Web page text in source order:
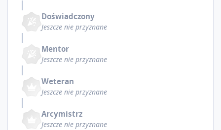
Doświadczony
Jeszcze nie przyznane
Mentor
Jeszcze nie przyznane
Weteran
Jeszcze nie przyznane
Arcymistrz
Jeszcze nie przyznane